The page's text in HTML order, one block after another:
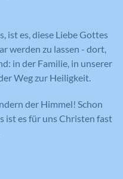
ist es, diese Liebe Gottes
werden zu lassen - dort,
in der Familie, in unserer
Weg zur Heiligkeit.
der Himmel! Schon
ist es für uns Christen fast